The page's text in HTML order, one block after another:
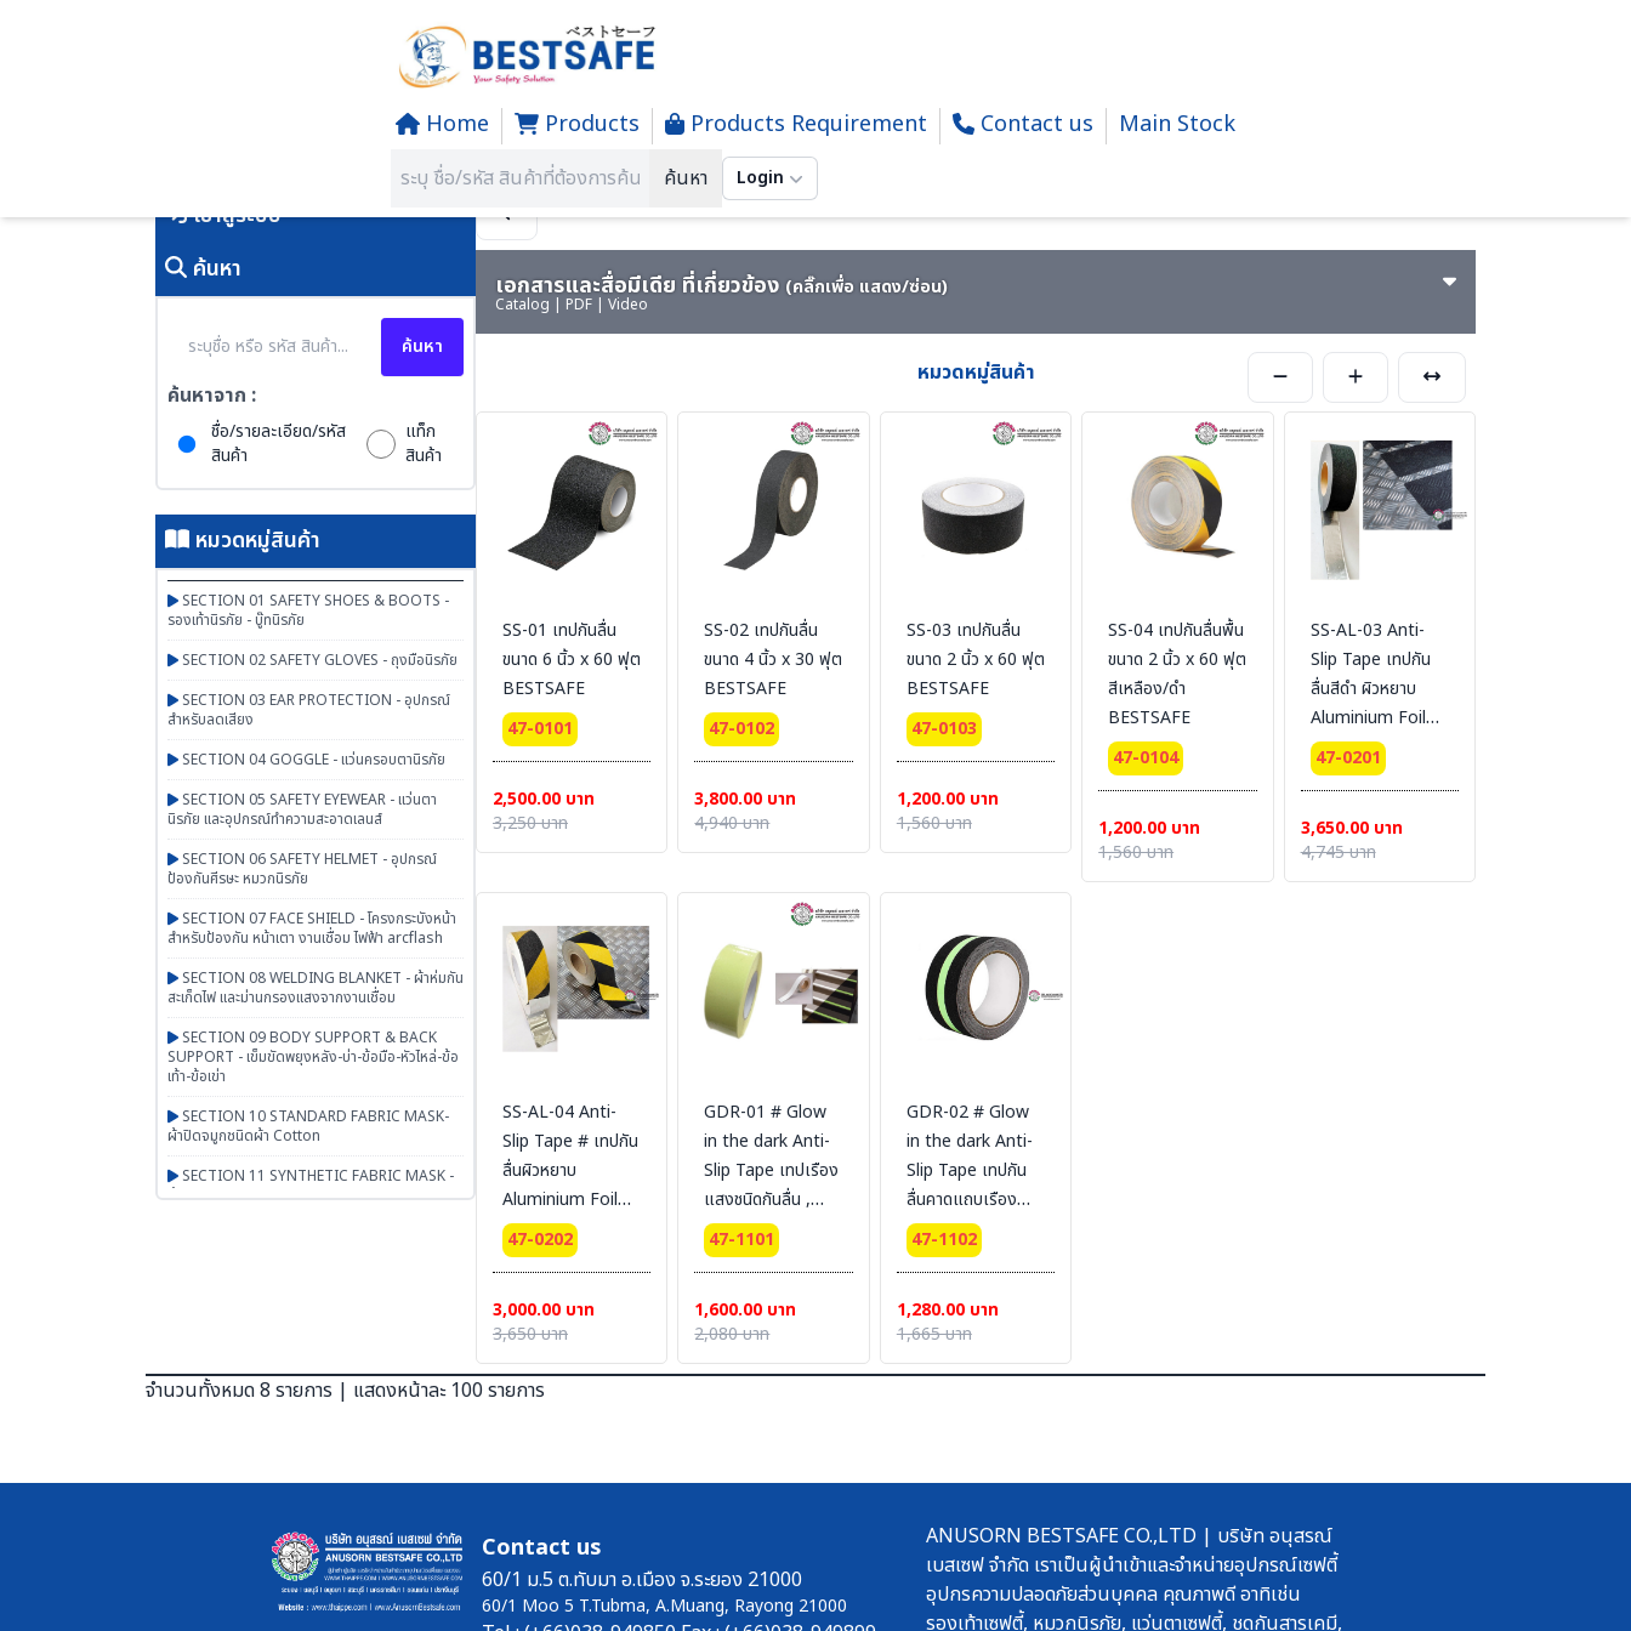
Home Products Products Requirement Contact us Main Stock
ค้นหา Login
SECTION 47 ANTI-SLIP TAPE - เทปป้องกันการลื่น
เข้าสู่ระบบ
ค้นหา
ค้นหา
ค้นหาจาก :
ชื่อ/รายละเอียด/รหัส
สินค้า
แท็ก
สินค้า
หมวดหมู่สินค้า
SECTION 01 SAFETY SHOES & BOOTS -
รองเท้านิรภัย - บู๊ทนิรภัย
SECTION 02 SAFETY GLOVES - ถุงมือนิรภัย
SECTION 03 EAR PROTECTION - อุปกรณ์
สำหรับลดเสียง
SECTION 04 GOGGLE - แว่นครอบตานิรภัย
SECTION 05 SAFETY EYEWEAR - แว่นตา
นิรภัย และอุปกรณ์ทำความสะอาดเลนส์
SECTION 06 SAFETY HELMET - อุปกรณ์
ป้องกันศีรษะ หมวกนิรภัย
SECTION 07 FACE SHIELD - โครงกระบังหน้า
สำหรับป้องกัน หน้าเตา งานเชื่อม ไฟฟ้า arcflash
SECTION 08 WELDING BLANKET - ผ้าห่มกัน
สะเก็ดไฟ และม่านกรองแสงจากงานเชื่อม
SECTION 09 BODY SUPPORT & BACK
SUPPORT - เข็มขัดพยุงหลัง-บ่า-ข้อมือ-หัวไหล่-ข้อ
เท้า-ข้อเข่า
SECTION 10 STANDARD FABRIC MASK-
ผ้าปิดจมูกชนิดผ้า Cotton
SECTION 11 SYNTHETIC FABRIC MASK -
ผ้าปิดจมูกเสริมใยสังเคราะห์ UN95 SERIES
SECTION 15 SCBA FENAN - Self
SECTION 17 PGM-PRODUCTS-พรม-
กระเป๋า-ร่ม-งานผ้าสั่งผลิต-สินค้าทั่วไป เบ็ดเตล็ด
SECTION 18 ARM PROTECTION - ปลอก
เอกสารและสื่อมีเดีย ที่เกี่ยวข้อง (คลิ๊กเพื่อ แสดง/ซ่อน)
Catalog | PDF | Video
หมวดหมู่สินค้า
SS-01 เทปกันลื่น
ขนาด 6 นิ้ว x 60 ฟุต
BESTSAFE
47-0101
2,500.00 บาท
3,250 บาท
SS-02 เทปกันลื่น
ขนาด 4 นิ้ว x 30 ฟุต
BESTSAFE
47-0102
3,800.00 บาท
4,940 บาท
SS-03 เทปกันลื่น
ขนาด 2 นิ้ว x 60 ฟุต
BESTSAFE
47-0103
1,200.00 บาท
1,560 บาท
SS-04 เทปกันลื่นพื้น
ขนาด 2 นิ้ว x 60 ฟุต
สีเหลือง/ดำ
BESTSAFE
47-0104
1,200.00 บาท
1,560 บาท
SS-AL-03 Anti-
Slip Tape เทปกัน
ลื่นสีดำ ผิวหยาบ
Aluminium Foil
Tape , ขนาด 2 นิ้ว
ยาว 18 เมตร#
47-0201
3,650.00 บาท
4,745 บาท
SS-AL-04 Anti-
Slip Tape # เทปกัน
ลื่นผิวหยาบ
Aluminium Foil
Tape , ขนาด 2 นิ้ว
x 18 เมตร , สี
BESTSAFE
47-0202
3,000.00 บาท
3,650 บาท
GDR-01 # Glow
in the dark Anti-
Slip Tape เทปเรือง
แสงชนิดกันลื่น ,
ขนาด 2นิ้ว (5cm). x
10 m. #
47-1101
1,600.00 บาท
2,080 บาท
GDR-02 # Glow
in the dark Anti-
Slip Tape เทปกัน
ลื่นคาดแถบเรือง
แสง ขนาด 5 cm. x
5 m. # BESTSAFE
47-1102
1,280.00 บาท
1,665 บาท
จำนวนทั้งหมด 8 รายการ | แสดงหน้าละ 100 รายการ
Contact us
60/1 ม.5 ต.ทับมา อ.เมือง จ.ระยอง 21000
60/1 Moo 5 T.Tubma, A.Muang, Rayong 21000
ANUSORN BESTSAFE CO.,LTD | บริษัท อนุสรณ์
เบสเซฟ จำกัด เราเป็นผู้นำเข้าและจำหน่ายอุปกรณ์เซฟตี้
อุปกรความปลอดภัยส่วนบุคคล คุณภาพดี อาทิเช่น
รองเท้าเซฟตี้, หมวกนิรภัย, แว่นตาเซฟตี้, ชุดกันสารเคมี,